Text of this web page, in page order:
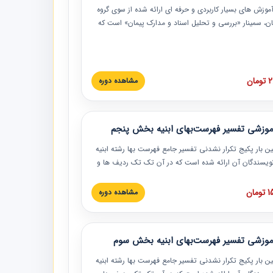
های بسیار کاربردی و حرفه‏ ای ارائه شده از سوی گروه
سمینار «بررسی و تحلیل اسناد و مدارک پیمان» است که
این خصوص ارائه شده است.
مشاهده دوره
تفسیر فهرست‌بهای ابنیه بخش پنجم
بار پکیج تکرار نشدنی تفسیر جامع فهرست بها رشته ابنیه
نویسندگان آن ارائه شده است که در آن تک تک ردیف ها و
و به همراه تصاویر عملیات اجرایی مرتبط با ردیف های
بها ارائه شده است. این دوره با کلام مهندس
مدیر پروژه مهندسی مشاور در امر بازنگری فهرست
حال فعالیت هستند حتما توصیه می کنیم از مطالب این
نمایند.
مشاهده دوره
تفسیر فهرست‌بهای ابنیه بخش سوم
بار پکیج تکرار نشدنی تفسیر جامع فهرست بها رشته ابنیه